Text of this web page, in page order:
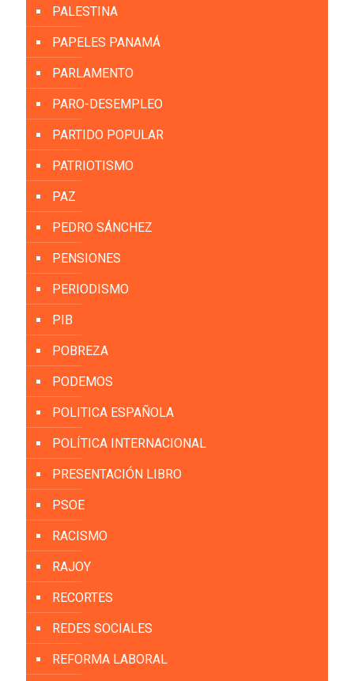
PALESTINA
PAPELES PANAMÁ
PARLAMENTO
PARO-DESEMPLEO
PARTIDO POPULAR
PATRIOTISMO
PAZ
PEDRO SÁNCHEZ
PENSIONES
PERIODISMO
PIB
POBREZA
PODEMOS
POLITICA ESPAÑOLA
POLÍTICA INTERNACIONAL
PRESENTACIÓN LIBRO
PSOE
RACISMO
RAJOY
RECORTES
REDES SOCIALES
REFORMA LABORAL